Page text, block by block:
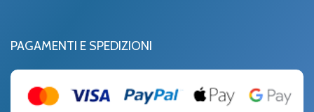
PAGAMENTI E SPEDIZIONI